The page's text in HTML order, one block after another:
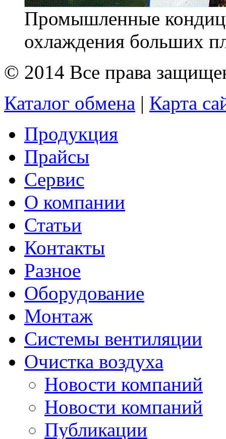
Промышленные
охлаждения больших
© 2014 Все права
Каталог обмена | Карта
Продукция
Прайсы
Сервис
О компании
Статьи
Контакты
Разное
Оборудование
Монтаж
Системы вентиляции
Очистка воздуха
Новости компаний
Новости компаний
Публикации